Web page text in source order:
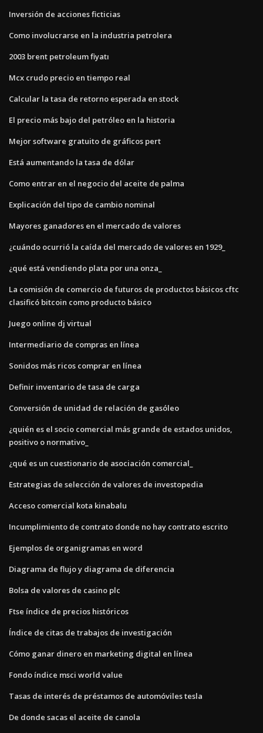
Inversión de acciones ficticias
Como involucrarse en la industria petrolera
2003 brent petroleum fiyatı
Mcx crudo precio en tiempo real
Calcular la tasa de retorno esperada en stock
El precio más bajo del petróleo en la historia
Mejor software gratuito de gráficos pert
Está aumentando la tasa de dólar
Como entrar en el negocio del aceite de palma
Explicación del tipo de cambio nominal
Mayores ganadores en el mercado de valores
¿cuándo ocurrió la caída del mercado de valores en 1929_
¿qué está vendiendo plata por una onza_
La comisión de comercio de futuros de productos básicos cftc
clasificó bitcoin como producto básico
Juego online dj virtual
Intermediario de compras en línea
Sonidos más ricos comprar en línea
Definir inventario de tasa de carga
Conversión de unidad de relación de gasóleo
¿quién es el socio comercial más grande de estados unidos,
positivo o normativo_
¿qué es un cuestionario de asociación comercial_
Estrategias de selección de valores de investopedia
Acceso comercial kota kinabalu
Incumplimiento de contrato donde no hay contrato escrito
Ejemplos de organigramas en word
Diagrama de flujo y diagrama de diferencia
Bolsa de valores de casino plc
Ftse índice de precios históricos
Índice de citas de trabajos de investigación
Cómo ganar dinero en marketing digital en línea
Fondo índice msci world value
Tasas de interés de préstamos de automóviles tesla
De donde sacas el aceite de canola